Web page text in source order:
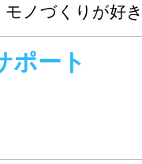
モノづくりが好
別なスキルはい
世界に飛び込ん
ポート